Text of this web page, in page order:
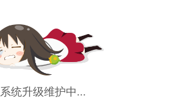
系统升级维护中...